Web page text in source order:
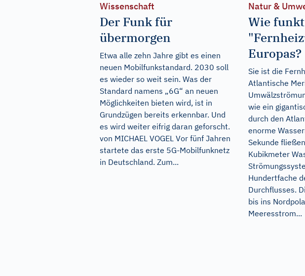
Wissenschaft
Der Funk für
übermorgen
Etwa alle zehn Jahre gibt es einen
neuen Mobilfunkstandard. 2030 soll
es wieder so weit sein. Was der
Standard namens „6G“ an neuen
Möglichkeiten bieten wird, ist in
Grundzügen bereits erkennbar. Und
es wird weiter eifrig daran geforscht.
von MICHAEL VOGEL Vor fünf Jahren
startete das erste 5G-Mobilfunknetz
in Deutschland. Zum...
Natur &
Wie
Europas?
Sie ist die
Atlantische
wie ein
durch den
enorme
Sekunde
Kubikmeter
Hundertfache
Durchflusses.
bis ins
Meeresstrom...